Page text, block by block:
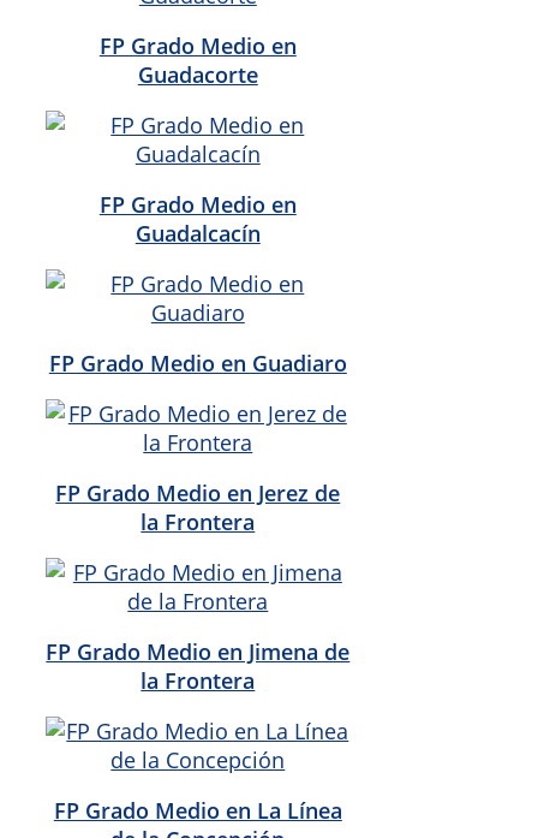
FP Grado Medio en
Guadacorte
FP Grado Medio en
Guadalcacín
FP Grado Medio en Guadiaro
FP Grado Medio en Jerez de
la Frontera
FP Grado Medio en Jimena de
la Frontera
FP Grado Medio en La Línea